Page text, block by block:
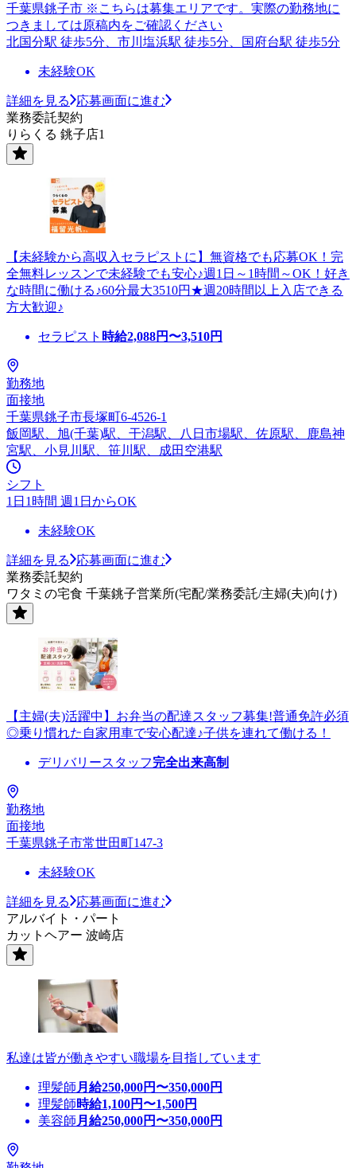
千葉県銚子市 ※こちらは募集エリアです。実際の勤務地に
つきましては原稿内をご確認ください
北国分駅 徒歩5分、市川塩浜駅 徒歩5分、国府台駅 徒歩5分
未経験OK
詳細を見る
応募画面に進む
業務委託契約
りらくる 銚子店1
【未経験から高収入セラピストに】無資格でも応募OK！完
全無料レッスンで未経験でも安心♪週1日～1時間～OK！好き
な時間に働ける♪60分最大3510円★週20時間以上入店できる
方大歓迎♪
セラピスト 時給2,088円〜3,510円
勤務地
面接地
千葉県銚子市長塚町6-4526-1
飯岡駅、旭(千葉)駅、干潟駅、八日市場駅、佐原駅、鹿島神
宮駅、小見川駅、笹川駅、成田空港駅
シフト
1日1時間 週1日からOK
未経験OK
詳細を見る
応募画面に進む
業務委託契約
ワタミの宅食 千葉銚子営業所(宅配/業務委託/主婦(夫)向け)
【主婦(夫)活躍中】お弁当の配達スタッフ募集!普通免許必須
◎乗り慣れた自家用車で安心配達♪子供を連れて働ける！
デリバリースタッフ完全出来高制
勤務地
面接地
千葉県銚子市常世田町147-3
未経験OK
詳細を見る
応募画面に進む
アルバイト・パート
カットヘアー 波崎店
私達は皆が働きやすい職場を目指しています
理髪師 月給250,000円〜350,000円
理髪師時給1,100円〜1,500円
美容師 月給250,000円〜350,000円